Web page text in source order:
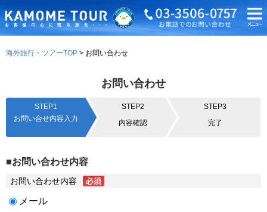
海外旅行・ツアーTOP お問い合わせ
お問い合わせ
STEP1
お問い合せ内容入力
STEP2
内容確認
STEP3
完了
■お問い合わせ内容
お問い合わせ内容
メール